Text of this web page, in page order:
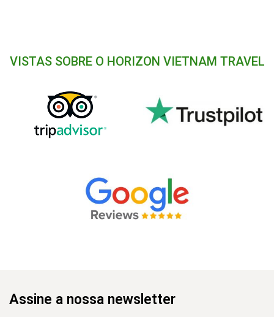
VISTAS SOBRE O HORIZON VIETNAM TRAVEL
Assine a nossa newsletter